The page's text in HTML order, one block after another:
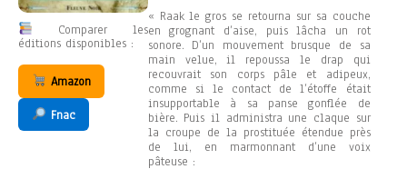
Comparer les
éditions disponibles :
Amazon
Fnac
« Raak le gros se retourna sur sa couche
en grognant d’aise, puis lâcha un rot
sonore. D’un mouvement brusque de sa
main velue, il repoussa le drap qui
recouvrait son corps pâle et adipeux,
comme si le contact de l’étoffe était
insupportable à sa panse gonflée de
bière. Puis il administra une claque sur
la croupe de la prostituée étendue près
de lui, en marmonnant d’une voix
pâteuse :